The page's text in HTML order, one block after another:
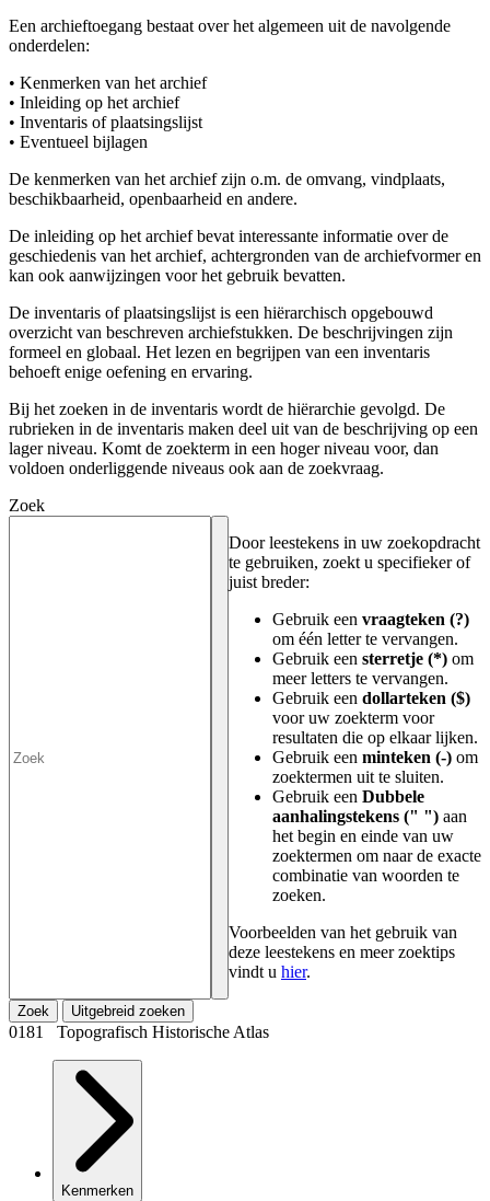
Een archieftoegang bestaat over het algemeen uit de navolgende
onderdelen:
• Kenmerken van het archief
• Inleiding op het archief
• Inventaris of plaatsingslijst
• Eventueel bijlagen
De kenmerken van het archief zijn o.m. de omvang, vindplaats,
beschikbaarheid, openbaarheid en andere.
De inleiding op het archief bevat interessante informatie over de
geschiedenis van het archief, achtergronden van de archiefvormer en
kan ook aanwijzingen voor het gebruik bevatten.
De inventaris of plaatsingslijst is een hiërarchisch opgebouwd
overzicht van beschreven archiefstukken. De beschrijvingen zijn
formeel en globaal. Het lezen en begrijpen van een inventaris
behoeft enige oefening en ervaring.
Bij het zoeken in de inventaris wordt de hiërarchie gevolgd. De
rubrieken in de inventaris maken deel uit van de beschrijving op een
lager niveau. Komt de zoekterm in een hoger niveau voor, dan
voldoen onderliggende niveaus ook aan de zoekvraag.
Zoek
Door leestekens in uw zoekopdracht
te gebruiken, zoekt u specifieker of
juist breder:
Gebruik een vraagteken (?)
om één letter te vervangen.
Gebruik een sterretje (*) om
meer letters te vervangen.
Gebruik een dollarteken ($)
voor uw zoekterm voor
resultaten die op elkaar lijken.
Gebruik een minteken (-) om
zoektermen uit te sluiten.
Gebruik een Dubbele
aanhalingstekens (" ") aan
het begin en einde van uw
zoektermen om naar de exacte
combinatie van woorden te
zoeken.
Voorbeelden van het gebruik van
deze leestekens en meer zoektips
vindt u hier.
Zoek Uitgebreid zoeken
0181 Topografisch Historische Atlas
Kenmerken